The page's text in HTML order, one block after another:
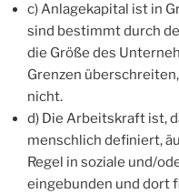
c) Anlagekapital ist in
sind bestimmt durch
die Größe des
Grenzen
nicht.
d) Die Arbeitskraft ist,
menschlich definiert,
Regel in soziale und/
eingebunden und dort